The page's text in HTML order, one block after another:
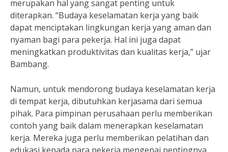
merupakan hal yang sangat penting untuk
diterapkan. “Budaya keselamatan kerja yang baik
dapat menciptakan lingkungan kerja yang aman dan
nyaman bagi para pekerja. Hal ini juga dapat
meningkatkan produktivitas dan kualitas kerja,” ujar
Bambang.
Namun, untuk mendorong budaya keselamatan kerja
di tempat kerja, dibutuhkan kerjasama dari semua
pihak. Para pimpinan perusahaan perlu memberikan
contoh yang baik dalam menerapkan keselamatan
kerja. Mereka juga perlu memberikan pelatihan dan